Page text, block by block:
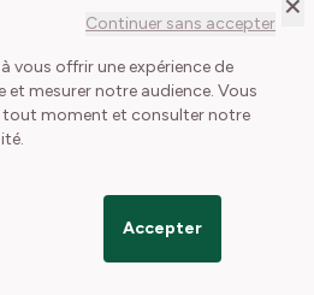
Continuer sans accepter
vous offrir une expérience de
et mesurer notre audience. Vous
tout moment et consulter notre
Accepter
Mentions légales